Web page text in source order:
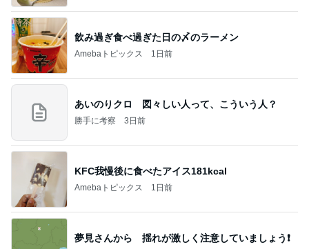
飲み過ぎ食べ過ぎた日の〆のラーメン
Amebaトピックス 1日前
あいのりクロ 図々しい人って、こういう人？
勝手に考察 3日前
KFC我慢後に食べたアイス181kcal
Amebaトピックス 1日前
夢見さんから 揺れが激しく注意していましょう❗️